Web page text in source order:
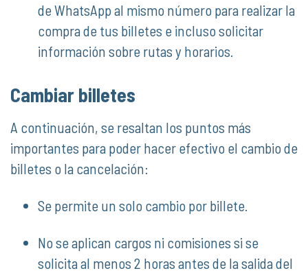
de WhatsApp al mismo número para realizar la
compra de tus billetes e incluso solicitar
información sobre rutas y horarios.
Cambiar billetes
A continuación, se resaltan los puntos más
importantes para poder hacer efectivo el cambio de
billetes o la cancelación:
Se permite un solo cambio por billete.
No se aplican cargos ni comisiones si se
solicita al menos 2 horas antes de la salida del